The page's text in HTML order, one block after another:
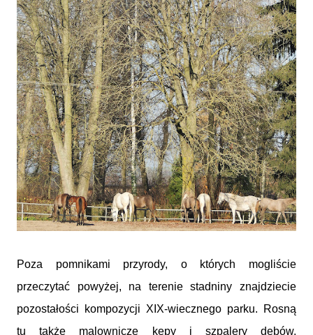
Poza pomnikami przyrody, o których mogliście
przeczytać powyżej, na terenie stadniny znajdziecie
pozostałości kompozycji XIX-wiecznego parku. Rosną
tu także malownicze kępy i szpalery dębów,